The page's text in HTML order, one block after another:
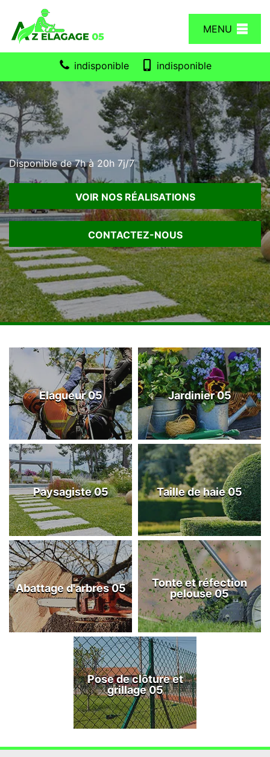
MENU
indisponible indisponible
Disponible de 7h à 20h 7j/7
VOIR NOS RÉALISATIONS
CONTACTEZ-NOUS
Elagueur 05 Jardinier 05
Paysagiste 05 Taille de haie 05
Abattage d'arbres 05
Tonte et réfection
pelouse 05
Pose de clôture et
grillage 05